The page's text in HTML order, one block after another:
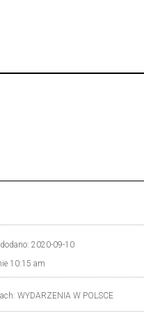
2020-09-10
10:15 am
WYDARZENIA W POLSCE